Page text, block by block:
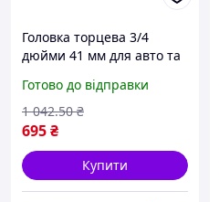
Головка торцева 3/4
дюйми 41 мм для авто та
високим зчепленням і
довговічністю FLAME
Готово до відправки
695₴
1 042.50 ₴
Купити